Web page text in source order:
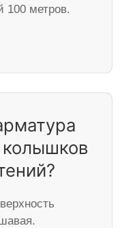
100 метров.
колышков